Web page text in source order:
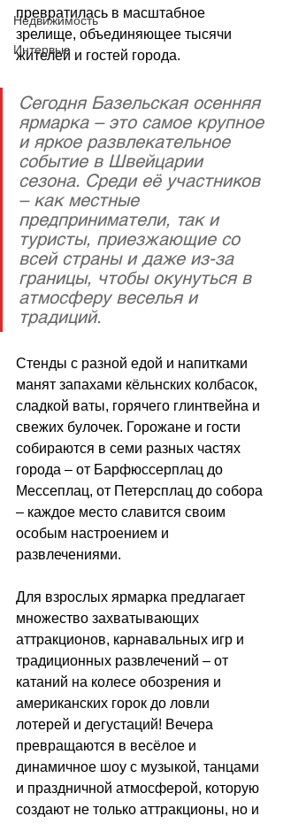
Недвижимость
Интервью
превратилась в масштабное
зрелище, объединяющее тысячи
жителей и гостей города.
Сегодня Базельская осенняя
ярмарка – это самое крупное
и яркое развлекательное
событие в Швейцарии
сезона. Среди её участников
– как местные
предприниматели, так и
туристы, приезжающие со
всей страны и даже из-за
границы, чтобы окунуться в
атмосферу веселья и
традиций.
Стенды с разной едой и напитками
манят запахами кёльнских колбасок,
сладкой ваты, горячего глинтвейна и
свежих булочек. Горожане и гости
собираются в семи разных частях
города – от Барфюссерплац до
Мессеплац, от Петерсплац до собора
– каждое место славится своим
особым настроением и
развлечениями.
Для взрослых ярмарка предлагает
множество захватывающих
аттракционов, карнавальных игр и
традиционных развлечений – от
катаний на колесе обозрения и
американских горок до ловли
лотерей и дегустаций! Вечера
превращаются в весёлое и
динамичное шоу с музыкой, танцами
и праздничной атмосферой, которую
создают не только аттракционы, но и